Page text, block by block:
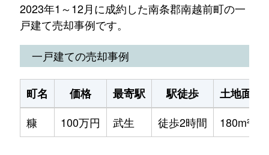
2023年1～12月に成約した南条郡南越前町の一
戸建て売却事例です。
一戸建ての売却事例
町名 価格 最寄駅 駅徒歩
土地面積
糠
100万円 武生 徒歩2時間 180m²